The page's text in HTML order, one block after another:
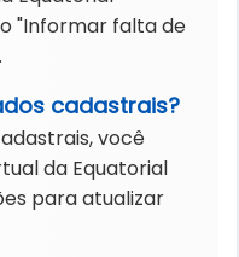
"Informar falta de
cadastrais?
você
da Equatorial
para atualizar